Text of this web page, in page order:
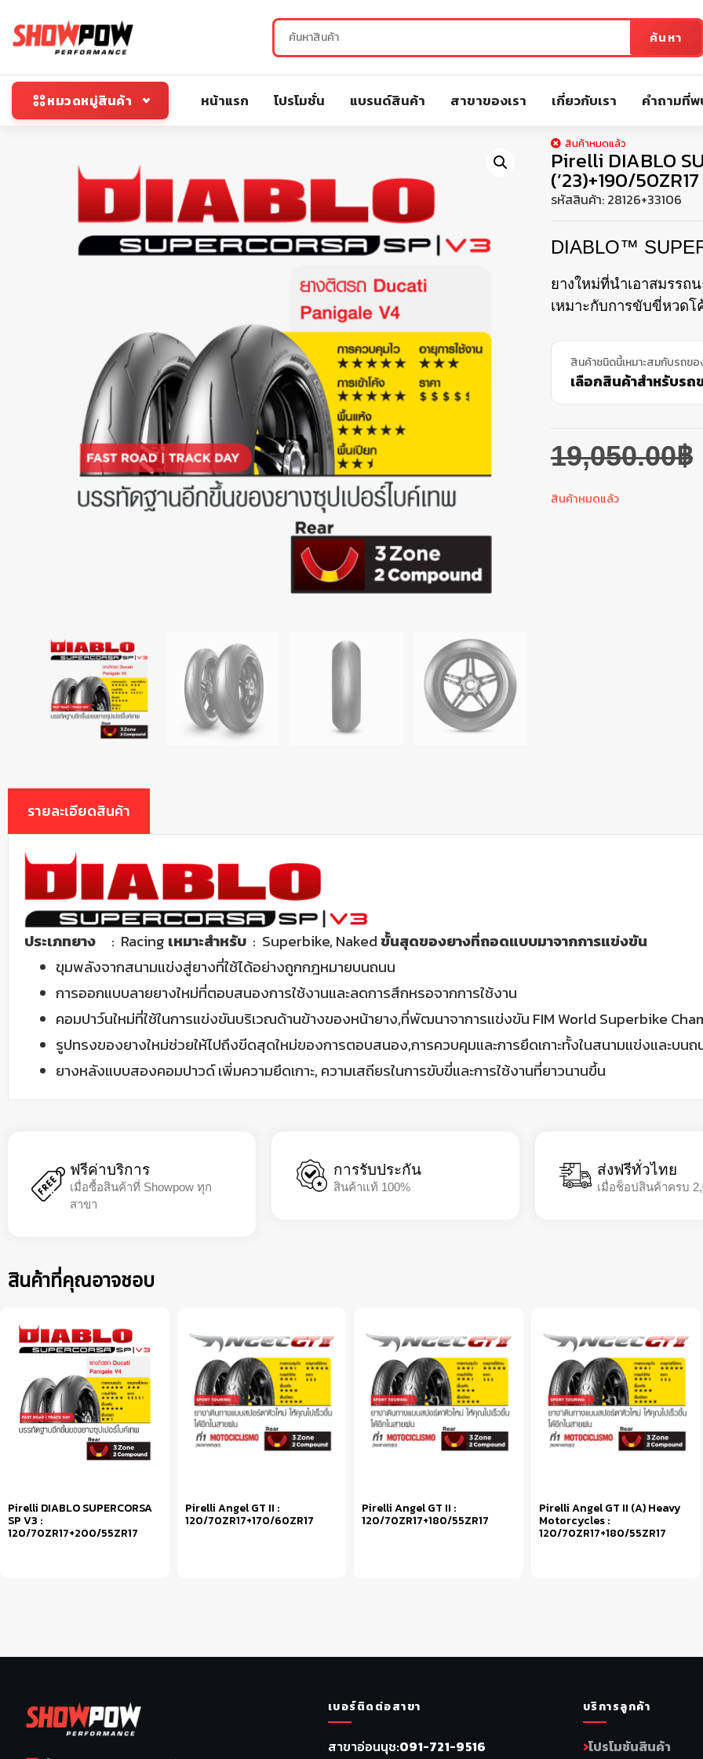
ค้นหา
หมวดหมู่สินค้า หน้าแรก โปรโมชั่น แบรนด์สินค้า สาขาของเรา เกี่ยวกับเรา คำถามที่
สินค้าหมดแล้ว
Pirelli DIABLO
(’23)+190/50ZR17
รหัสสินค้า: 28126+33106
DIABLO™
ยางใหม่ที่นำเอาสมรร
เหมาะกับการขับขี่หวดโ
สินค้าชนิดนี้เหมาะสมกับรถข
เลือกสินค้าสำหรับร
19,050.00฿
สินค้าหมดแล้ว
รายละเอียดสินค้า
ประเภทยาง : Racing เหมาะสำหรับ : Superbike, Nakedขั้นสุดของยางที่ถอดแบบมาจากการแข่งขัน
ขุมพลังจากสนามแข่งสู่ยางที่ใช้ได้อย่างถูกกฎหมายบนถนน
การออกแบบลายยางใหม่ที่ตอบสนองการใช้งานและลดการสึกหรอจากการใช้งาน
คอมปาว์นใหม่ที่ใช้ในการแข่งขันบริเวณด้านข้างของหน้ายาง,ที่พัฒนาจาการแข่งขัน FIM World Superbike
รูปทรงของยางใหม่ช่วยให้ไปถึงขีดสุดใหม่ของการตอบสนอง,การควบคุมและการยึดเกาะทั้งในสนามแข่งและบนถ
ยางหลังแบบสองคอมปาวด์ เพิ่มความยึดเกาะ, ความเสถียรในการขับขี่และการใช้งานที่ยาวนานขึ้น
ฟรีค่าบริการ
เมื่อซื้อสินค้าที่ Showpow ทุก
สาขา
การรับประกัน
สินค้าแท้ 100%
ส่งฟรีทั่วไทย
เมื่อช็อปสินค้าครบ
สินค้าที่คุณอาจชอบ
Pirelli DIABLO SUPERCORSA
SP V3 :
120/70ZR17+200/55ZR17
Pirelli Angel GT II :
120/70ZR17+170/60ZR17
Pirelli Angel GT II :
120/70ZR17+180/55ZR17
Pirelli Angel GT II (A) Heavy
Motorcycles :
120/70ZR17+180/55ZR17
เบอร์ติดต่อสาขา
สาขาอ่อนนุช 091-721-9516
บริการลูกค้า
โปรโมชันสินค้า